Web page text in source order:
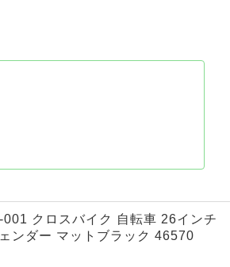
クロスバイク 自転車 26インチ
ンダー マットブラック 46570